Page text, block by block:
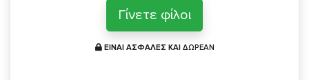
Γίνετε φίλοι
ΕΙΝΑΙ ΑΣΦΑΛΕΣ ΚΑΙ ΔΩΡΕΑΝ